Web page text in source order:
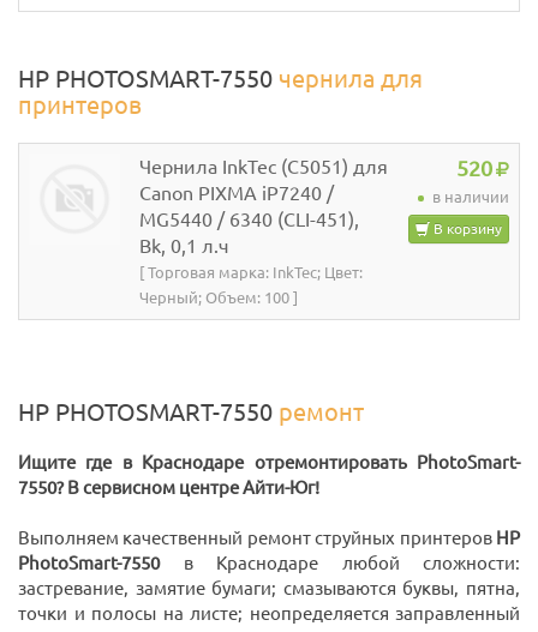
HP PHOTOSMART-7550 чернила для
принтеров
Чернила InkTec (C5051) для
Canon PIXMA iP7240 /
MG5440 / 6340 (CLI-451),
Bk, 0,1 л.ч
[ Торговая марка: InkTec; Цвет:
Черный; Объем: 100 ]
520
в наличии
В корзину
HP PHOTOSMART-7550 ремонт
Ищите где в Краснодаре отремонтировать PhotoSmart-
7550? В сервисном центре Айти-Юг!
Выполняем качественный ремонт струйных принтеров HP
PhotoSmart-7550в Краснодаре любой сложности:
застревание, замятие бумаги; смазываются буквы, пятна,
точки и полосы на листе; неопределяется заправленный